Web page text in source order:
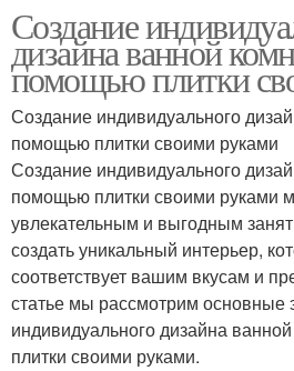
Создание
дизайна ванной
помощью плитки
Создание индивидуального
помощью плитки своими руками
Создание индивидуального
помощью плитки своими руками
увлекательным и выгодным
создать уникальный интерьер,
соответствует вашим вкусам и
статье мы рассмотрим основные
индивидуального дизайна
плитки своими руками.